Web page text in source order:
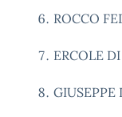
ROCCO
ERCOLE
GIUSEPPE